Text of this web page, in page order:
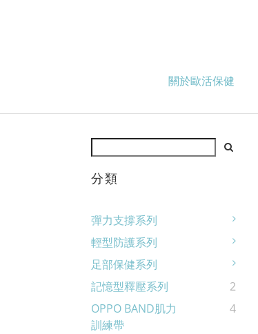
關於歐活保健
分類
彈力支撐系列
輕型防護系列
足部保健系列
記憶型釋壓系列
2
OPPO BAND肌力
訓練帶
4